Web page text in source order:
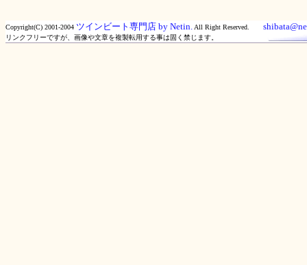
Copyright(C) 2001-2004 ツインビート専門店 by Netin. All Right Reserved.
リンクフリーですが、画像や文章を複製転用する事は固く禁じます。